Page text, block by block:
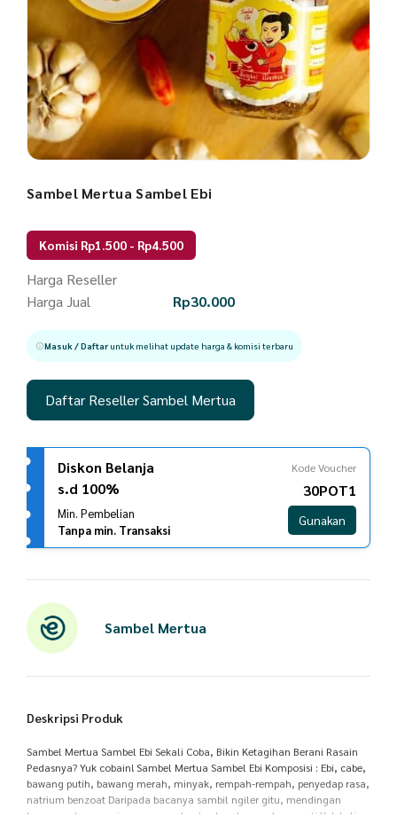
Sambel Mertua Sambel Ebi
Komisi Rp1.500 - Rp4.500
Harga Reseller
Harga Jual
Rp30.000
Masuk / Daftaruntuk melihat update harga & komisi terbaru
Daftar Reseller Sambel Mertua
Diskon Belanja
s.d 100%
Min. Pembelian
Tanpa min. Transaksi
Kode Voucher
30POT1
Gunakan
Sambel Mertua
Deskripsi Produk
Sambel Mertua Sambel Ebi Sekali Coba, Bikin Ketagihan Berani Rasain
Pedasnya? Yuk cobain! Sambel Mertua Sambel Ebi Komposisi : Ebi, cabe,
bawang putih, bawang merah, minyak, rempah-rempah, penyedap rasa,
natrium benzoat Daripada bacanya sambil ngiler gitu, mendingan
langsung borong aja semuanya buat pelengkap makan nanti Yuk beli